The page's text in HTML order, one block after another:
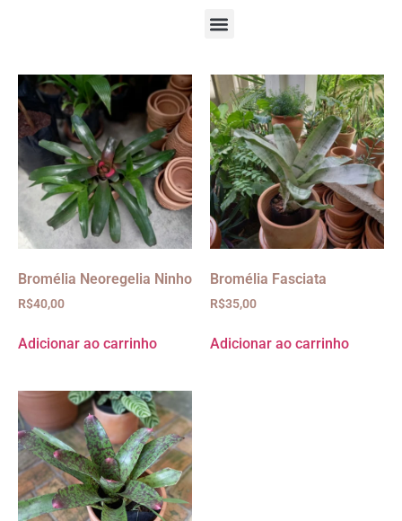
Bromélia Neoregelia Ninho
R$40,00
Adicionar ao carrinho
Bromélia Fasciata
R$35,00
Adicionar ao carrinho